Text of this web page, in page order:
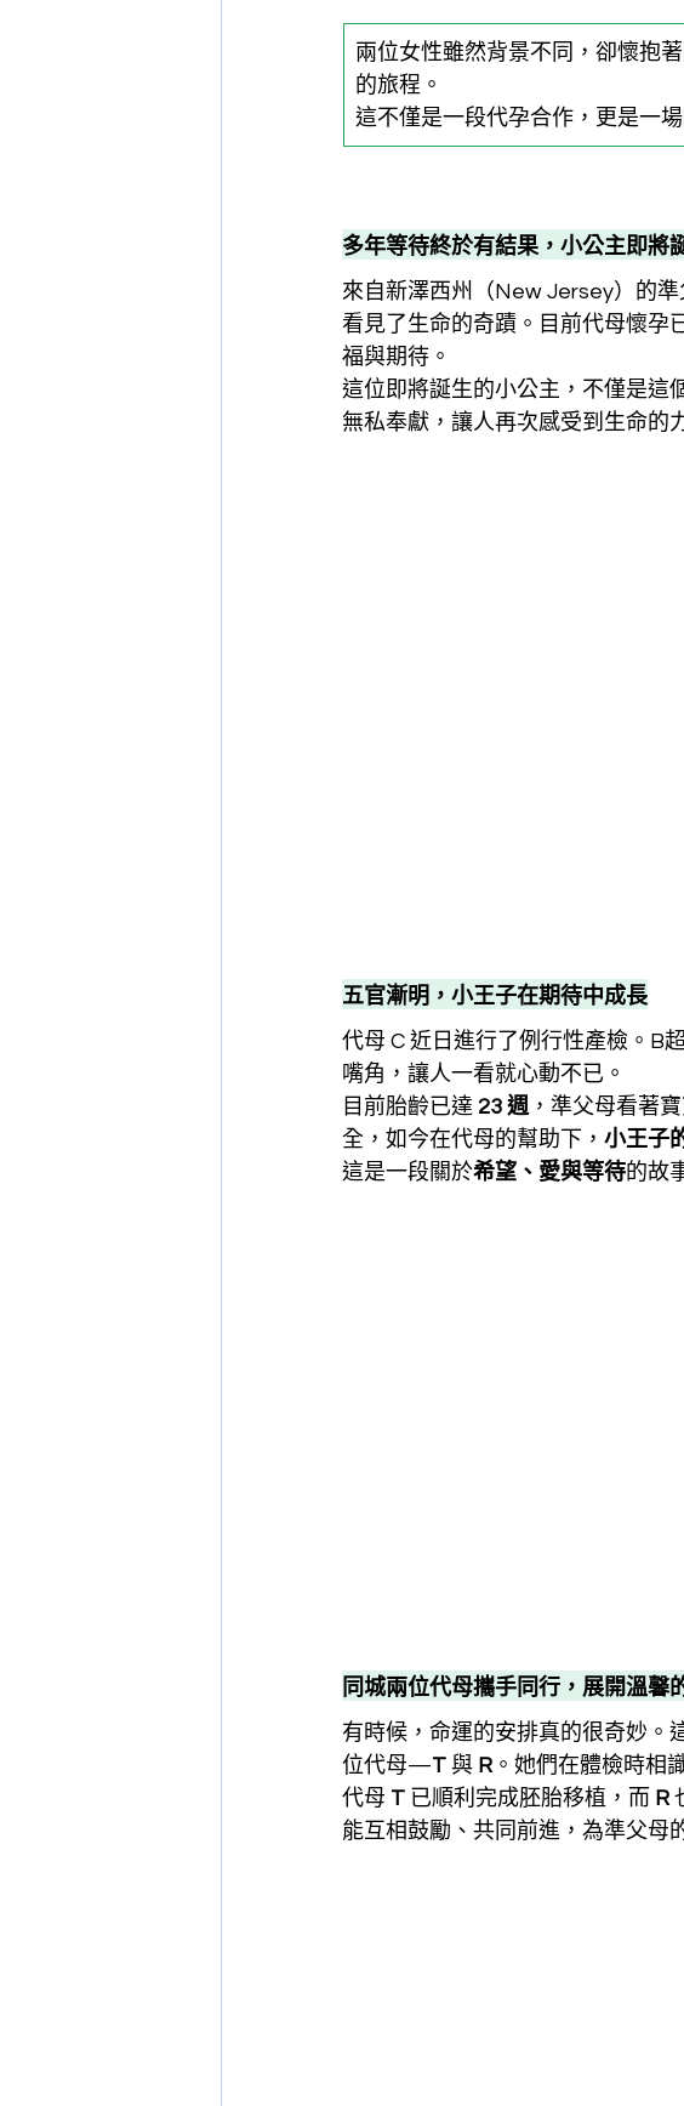
兩位女性雖然背景不同，卻懷抱
的旅程。
這不僅是一段代孕合作，更是一
多年等待終於有結果，小公主即將
來自新澤西州（New Jersey）的
看見了生命的奇蹟。目前代母懷孕
福與期待。
這位即將誕生的小公主，不僅是這
無私奉獻，讓人再次感受到生命的
五官漸明，小王子在期待中成長
代母 C 近日進行了例行性產檢。
嘴角，讓人一看就心動不已。
目前胎齡已達 23 週，準父母看著
全，如今在代母的幫助下， 小王子
這是一段關於希望、愛與等待的故
同城兩位代母攜手同行，展開溫馨
有時候，命運的安排真的很奇妙。
位代母—T 與 R。她們在體檢時相
代母 T 已順利完成胚胎移植，而 R
能互相鼓勵、共同前進，為準父母